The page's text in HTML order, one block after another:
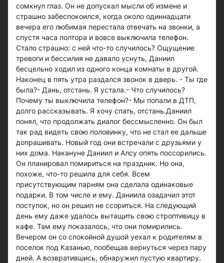
сомкнул глаз. Он не допускал мысли об измене и
страшно забеспокоился, когда около одиннадцати
вечера его любимая перестала отвечать на звонки, а
спустя часа полтора и вовсе выключила телефон.
Стало страшно: с ней что-то случилось? Ощущение
тревоги и бессилия не давало уснуть, Даниил
бесцельно ходил из одного конца комнаты в другой.
Наконец в пять утра раздался звонок в дверь. - Ты где
была?- Дань, отстань. Я устала.- Что случилось?
Почему ты выключила телефон?- Мы попали в ДТП,
долго рассказывать. Я хочу спать, отстань.Даниил
понял, что продолжать диалог бессмысленно. Он был
так рад видеть свою половинку, что не стал ее дальше
допрашивать. Новый год они встречали с друзьями у
них дома. Накануне Даниил и Алсу опять поссорились.
Он планировал помириться на праздник. Но она,
похоже, что-то решила для себя. Всем
присутствующим парням она сделала одинаковые
подарки. В том числе и ему. Даниила озадачил этот
поступок, но он решил не ссориться. На следующий
день ему даже удалось вытащить свою строптивицу в
кафе. Там ему показалось, что они помирились.
Вечером он со спокойной душой уехал к родителям в
поселок под Казанью, пообещав вернуться через пару
дней. А возвратившись, обнаружил пустую квартиру.